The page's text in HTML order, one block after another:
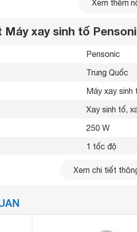
PB-328 - Tiện lợi
cấp kháng vỡ trong suốt, dễ vệ
Xem thêm
xay sinh tố
Pensonic
Trung Quốc
Máy xay sinh
Xay sinh tố,
250 W
1 tốc độ
Nút nhấn
Cối xay bằng
Xem chi tiết